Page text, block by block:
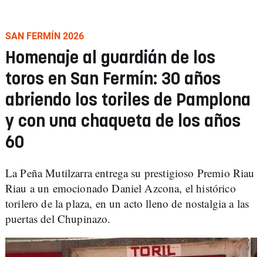
SAN FERMÍN 2026
Homenaje al guardián de los
toros en San Fermín: 30 años
abriendo los toriles de Pamplona
y con una chaqueta de los años
60
La Peña Mutilzarra entrega su prestigioso Premio Riau
Riau a un emocionado Daniel Azcona, el histórico
torilero de la plaza, en un acto lleno de nostalgia a las
puertas del Chupinazo.